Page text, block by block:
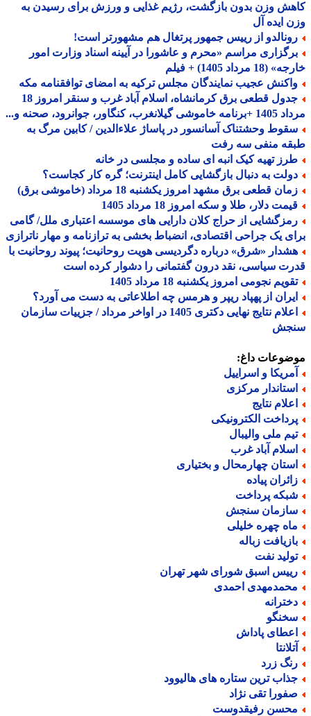
وزن بدون بازگشت، رژیم غذایی و ورزش برای رسیدن به
ایده آل
از رییس جمهور پرتغال هم مشهورتر است!
مراسم «محرم و عاشورا در آیینه اسناد وزارت امور
مرداد 1405) + فیلم
عجیب نمایندگان مجلس ترکیه به امضای توافقنامه مکه
جدول قطعی برق کرمانشاه، اسلام آباد غرب و سنقر امروز 18
کنگاور، جوانرود، صحنه و...
وحشتناک آسانسور در پاساژ علاءالدین / کابین مرگ به
منفی سه رفت
تهیه کیک انبه ای ساده و مجلسی در خانه
به دنبال بازگشایی کامل اینترنت؛ گره کار کجاست؟
قطعی برق مشهد امروز یکشنبه 18 مرداد (خاموشی برق)
دلار، طلا و سکه امروز 18 مرداد 1405
از حراج کلان دارایی های موسسه اعتباری ملل/ گامی
یک جراحی اقتصادی، انضباط بخشی به ترازنامه و مهار ناترازی
«شرق» درباره دگردیسی هویت روحانیت؛ پیوند روحانیت با
سیاسی، نقد درون گفتمانی را دشوار کرده است
نجومی امروز یکشنبه 18 مرداد 1405
از پهپاد ریپر و هرمس چه اطلاعاتی به دست می آورد؟
اعلام نتایج نهایی دکتری 1405 در اواخر مرداد / جزییات سازمان
داغ:
و اسراییل
مرکزی
نتایج
الکترونیکی
ملی والیبال
آباد غرب
چهارمحال و بختیاری
پیاده
پرداخت
سنجش
چهره خلیلی
زباله
نفت
اسبق شورای شهر تهران
احمدی
پاداش
زرد
ترین ستاره های هالیوود
تقی نژاد
رفیقدوست